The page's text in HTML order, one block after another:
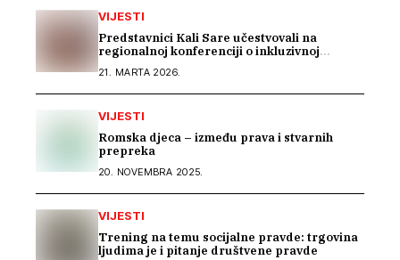
VIJESTI
Predstavnici Kali Sare učestvovali na
regionalnoj konferenciji o inkluzivnoj
21. MARTA 2026.
VIJESTI
Romska djeca – između prava i stvarnih
prepreka
20. NOVEMBRA 2025.
VIJESTI
Trening na temu socijalne pravde: trgovina
ljudima je i pitanje društvene pravde